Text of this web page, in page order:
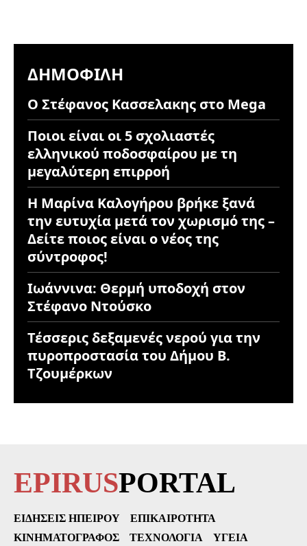
ΔΗΜΟΦΙΛΉ
Ο Στέφανος Κασσελακης στο Mega
Ποιοι είναι οι 5 σχολιαστές
ελληνικού ποδοσφαίρου με τη
μεγαλύτερη επιρροή
Η Μαρίνα Καλογήρου βρήκε ξανά
την ευτυχία μετά τον χωρισμό της –
Δείτε ποιος είναι ο νέος της
σύντροφος!
Ιωάννινα: Θερμή υποδοχή στον
Στέφανο Ντούσκο
Τέσσερις δεξαμενές νερού για την
πυροπροστασία του Δήμου Β.
Τζουμέρκων
EPIRUSPORTAL
ΕΙΔΉΣΕΙΣ ΗΠΕΊΡΟΥ
ΕΠΙΚΑΙΡΌΤΗΤΑ
ΚΙΝΗΜΑΤΟΓΡΆΦΟΣ
ΤΕΧΝΟΛΟΓΊΑ
ΥΓΕΊΑ